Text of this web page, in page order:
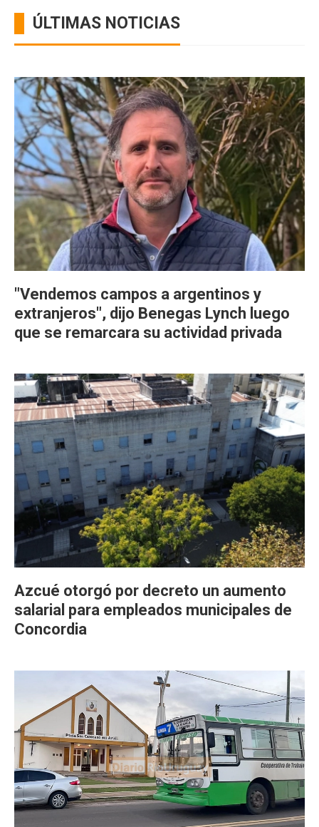
ÚLTIMAS NOTICIAS
"Vendemos campos a argentinos y
extranjeros", dijo Benegas Lynch luego
que se remarcara su actividad privada
Azcué otorgó por decreto un aumento
salarial para empleados municipales de
Concordia